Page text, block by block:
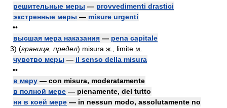
решительные меры — provvedimenti drastici
экстренные меры — misure urgenti
••
высшая мера наказания — pena capitale
3) (граница, предел) misura ж. , limite м.
чувство меры — il senso della misura
••
в меру — con misura, moderatamente
в полной мере — pienamente, del tutto
ни в коей мере — in nessun modo, assolutamente no